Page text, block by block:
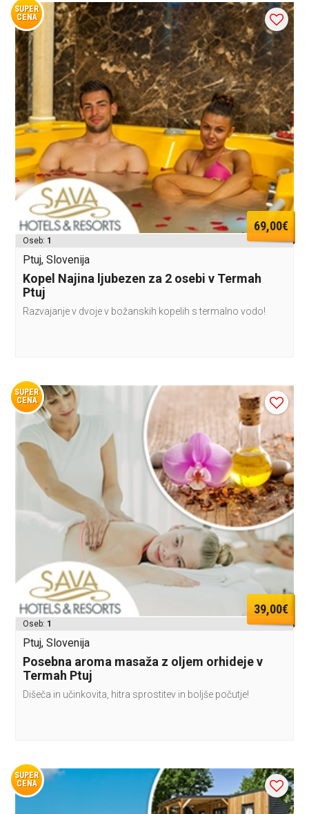
SUPER
CENA
69,00€
Oseb: 1
Ptuj, Slovenija
Kopel Najina ljubezen za 2 osebi v Termah
Ptuj
Razvajanje v dvoje v božanskih kopelih s termalno vodo!
SUPER
CENA
39,00€
Oseb: 1
Ptuj, Slovenija
Posebna aroma masaža z oljem orhideje v
Termah Ptuj
Dišeča in učinkovita, hitra sprostitev in boljše počutje!
SUPER
CENA